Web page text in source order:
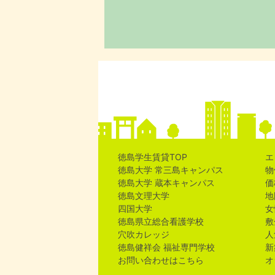
徳島学生賃貸TOP
徳島大学 常三島キャンパス
徳島大学 蔵本キャンパス
徳島文理大学
四国大学
徳島県立総合看護学校
穴吹カレッジ
徳島健祥会 福祉専門学校
お問い合わせはこちら